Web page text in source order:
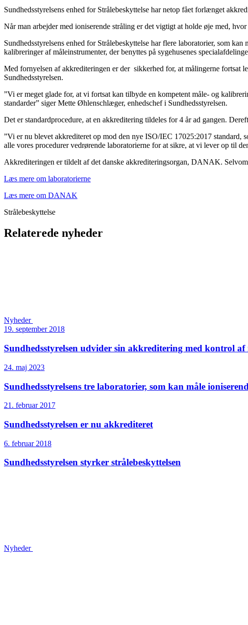
Sundhedsstyrelsens enhed for Strålebeskyttelse har netop fået forlænget
Når man arbejder med ioniserende stråling er det vigtigt at holde øje med,
Sundhedsstyrelsens enhed for Strålebeskyttelse har flere laboratorier, som
kalibreringer af måleinstrumenter, der benyttes på sygehusenes
Med fornyelsen af akkrediteringen er der sikkerhed for, at målingerne fortsat
Sundhedsstyrelsen.
”Vi er meget glade for, at vi fortsat kan tilbyde en kompetent måle- og
standarder” siger Mette Øhlenschlæger, enhedschef i Sundhedsstyrelsen.
Det er standardprocedure, at en akkreditering tildeles for 4 år ad gangen.
”Vi er nu blevet akkrediteret op mod den nye ISO/IEC 17025:2017 standard,
alle vores procedurer vedrørende laboratorierne for at sikre, at vi lever op til
Akkrediteringen er tildelt af det danske akkrediteringsorgan, DANAK.
Læs mere om laboratorierne
Læs mere om DANAK
Strålebeskyttelse
Relaterede nyheder
Nyheder
19. september 2018
Sundheds­styrelsen udvider sin akkreditering med kontrol
24. maj 2023
Sundhedsstyrelsens tre laboratorier, som kan måle
21. februar 2017
Sundheds­styrelsen er nu akkrediteret
6. februar 2018
Sundheds­styrelsen styrker strålebeskyttelsen
Nyheder